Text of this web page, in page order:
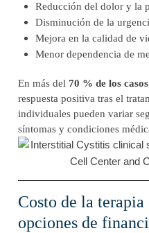
Reducción del dolor y la
Disminución de la
Mejora en la calidad de
Menor dependencia de
En más del 70 % de los casos
respuesta positiva tras el
individuales pueden variar
síntomas y condiciones
Costo de la
opciones de